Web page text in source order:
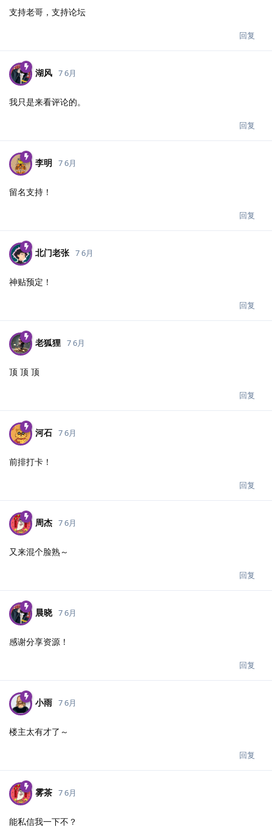
支持老哥，支持论坛
回复
湖风 7 6月
我只是来看评论的。
回复
李明 7 6月
留名支持！
回复
北门老张 7 6月
神贴预定！
回复
老狐狸 7 6月
顶 顶 顶
回复
河石 7 6月
前排打卡！
回复
周杰 7 6月
又来混个脸熟～
回复
晨晓 7 6月
感谢分享资源！
回复
小雨 7 6月
楼主太有才了～
回复
雾茶 7 6月
能私信我一下不？